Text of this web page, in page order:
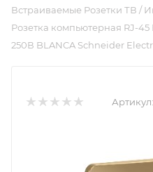
Встраиваемые Розетки ТВ /
Розетка компьютерная RJ-
250В BLANCA Schneider
Артикул: